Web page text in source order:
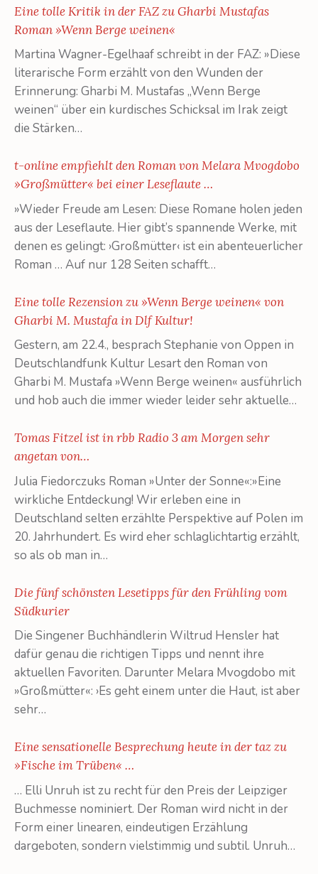
Eine tolle Kritik in der FAZ zu Gharbi Mustafas
Roman »Wenn Berge weinen«
Martina Wagner-Egelhaaf schreibt in der FAZ: »Diese
literarische Form erzählt von den Wunden der
Erinnerung: Gharbi M. Mustafas „Wenn Berge
weinen“ über ein kurdisches Schicksal im Irak zeigt
die Stärken…
t-online empfiehlt den Roman von Melara Mvogdobo
»Großmütter« bei einer Leseflaute …
»Wieder Freude am Lesen: Diese Romane holen jeden
aus der Leseflaute. Hier gibt’s spannende Werke, mit
denen es gelingt: ›Großmütter‹ ist ein abenteuerlicher
Roman … Auf nur 128 Seiten schafft…
Eine tolle Rezension zu »Wenn Berge weinen« von
Gharbi M. Mustafa in Dlf Kultur!
Gestern, am 22.4., besprach Stephanie von Oppen in
Deutschlandfunk Kultur Lesart den Roman von
Gharbi M. Mustafa »Wenn Berge weinen« ausführlich
und hob auch die immer wieder leider sehr aktuelle…
Tomas Fitzel ist in rbb Radio 3 am Morgen sehr
angetan von…
Julia Fiedorczuks Roman »Unter der Sonne«:»Eine
wirkliche Entdeckung! Wir erleben eine in
Deutschland selten erzählte Perspektive auf Polen im
20. Jahrhundert. Es wird eher schlaglichtartig erzählt,
so als ob man in…
Die fünf schönsten Lesetipps für den Frühling vom
Südkurier
Die Singener Buchhändlerin Wiltrud Hensler hat
dafür genau die richtigen Tipps und nennt ihre
aktuellen Favoriten. Darunter Melara Mvogdobo mit
»Großmütter«: ›Es geht einem unter die Haut, ist aber
sehr…
Eine sensationelle Besprechung heute in der taz zu
»Fische im Trüben« …
… Elli Unruh ist zu recht für den Preis der Leipziger
Buchmesse nominiert. Der Roman wird nicht in der
Form einer linearen, eindeutigen Erzählung
dargeboten, sondern vielstimmig und subtil. Unruh…